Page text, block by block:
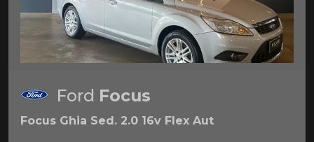
Ford Focus
Focus Ghia Sed. 2.0 16v Flex Aut